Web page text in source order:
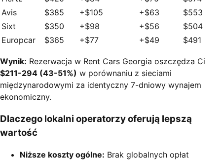
Avis
$385 +$105 +$63
$553
Sixt
$350 +$98 +$56
$504
Europcar
$365 +$77 +$49 $491
Wynik: Rezerwacja w Rent Cars Georgia oszczędza Ci
$211-294 (43-51%) w porównaniu z sieciami
międzynarodowymi za identyczny 7-dniowy wynajem
ekonomiczny.
Dlaczego lokalni operatorzy oferują lepszą
wartość
Niższe koszty ogólne: Brak globalnych opłat